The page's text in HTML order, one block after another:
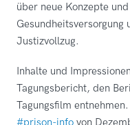
über neue Konzepte
Gesundheitsversorgung
Justizvollzug.
Inhalte und
Tagungsbericht, den
Tagungsfilm
#prison-info von